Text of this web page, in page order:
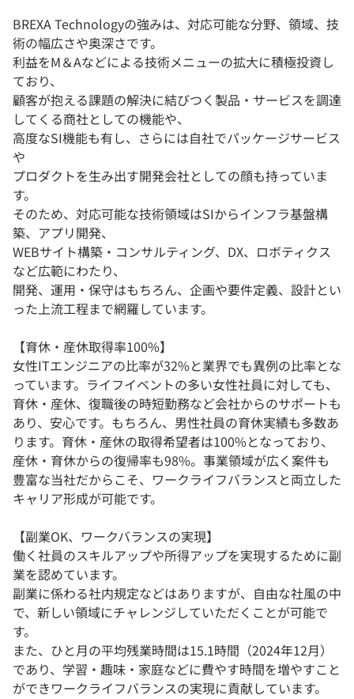
BREXA Technologyの強みは、対応可能な分野、領域、技
術の幅広さや奥深さです。
利益をM＆Aなどによる技術メニューの拡大に積極投資し
ており、
顧客が抱える課題の解決に結びつく製品・サービスを調達
してくる商社としての機能や、
高度なSI機能も有し、さらには自社でパッケージサービス
や
プロダクトを生み出す開発会社としての顔も持っていま
す。
そのため、対応可能な技術領域はSIからインフラ基盤構
築、アプリ開発、
WEBサイト構築・コンサルティング、DX、ロボティクス
など広範にわたり、
開発、運用・保守はもちろん、企画や要件定義、設計とい
った上流工程まで網羅しています。
【育休・産休取得率100%】
女性ITエンジニアの比率が32%と業界でも異例の比率とな
っています。ライフイベントの多い女性社員に対しても、
育休・産休、復職後の時短勤務など会社からのサポートも
あり、安心です。もちろん、男性社員の育休実績も多数あ
ります。育休・産休の取得希望者は100%となっており、
産休・育休からの復帰率も98%。事業領域が広く案件も
豊富な当社だからこそ、ワークライフバランスと両立した
キャリア形成が可能です。
【副業OK、ワークバランスの実現】
働く社員のスキルアップや所得アップを実現するために副
業を認めています。
副業に係わる社内規定などはありますが、自由な社風の中
で、新しい領域にチャレンジしていただくことが可能で
す。
また、ひと月の平均残業時間は15.1時間（2024年12月）
であり、学習・趣味・家庭などに費やす時間を増やすこと
ができワークライフバランスの実現に貢献しています。